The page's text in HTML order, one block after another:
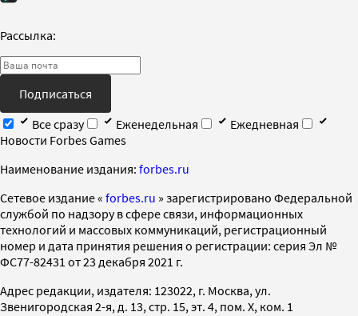
Рассылка:
Подписаться
Все сразу
Еженедельная
Ежедневная
Новости Forbes Games
Наименование издания: forbes.ru
Cетевое издание « forbes.ru » зарегистрировано Федеральной
службой по надзору в сфере связи, информационных
технологий и массовых коммуникаций, регистрационный
номер и дата принятия решения о регистрации: серия Эл №
ФС77-82431 от 23 декабря 2021 г.
Адрес редакции, издателя: 123022, г. Москва, ул.
Звенигородская 2-я, д. 13, стр. 15, эт. 4, пом. X, ком. 1